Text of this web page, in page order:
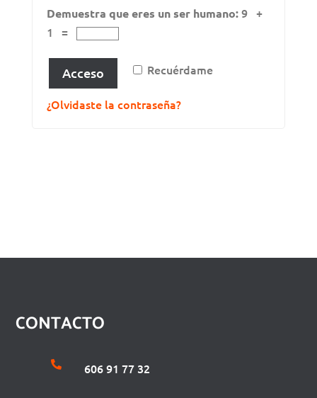
Demuestra que eres un ser humano:9 +
1 =
Recuérdame
Acceso
¿Olvidaste la contraseña?
CONTACTO
 606 91 77 32